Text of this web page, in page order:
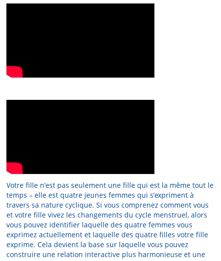
Votre fille n’est pas seulement une fille qui est la même tout le
temps – elle est quatre jeunes femmes qui s’expriment à
travers sa nature cyclique. Si vous comprenez comment vous
et votre fille vivez les changements du cycle menstruel, alors
vous pouvez identifier laquelle des quatre femmes vous
exprimez actuellement et laquelle des quatre filles votre fille
exprime. Cela devient la base sur laquelle vous pouvez
construire une relation interactive plus harmonieuse et une